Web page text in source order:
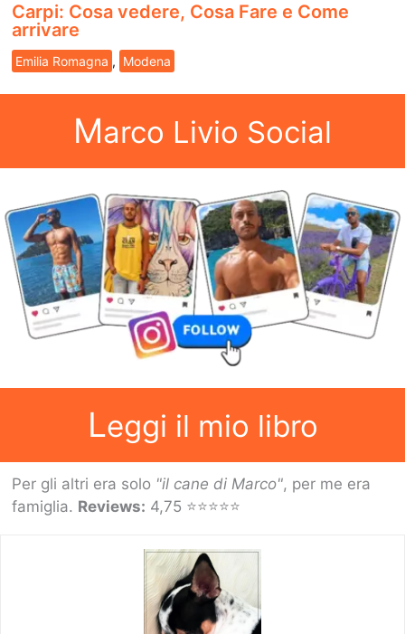
Carpi: Cosa vedere, Cosa Fare e Come
arrivare
Emilia Romagna , Modena
Marco Livio Social
Leggi il mio libro
Per gli altri era solo "il cane di Marco", per me era
famiglia. Reviews: 4,75 ⭐⭐⭐⭐⭐